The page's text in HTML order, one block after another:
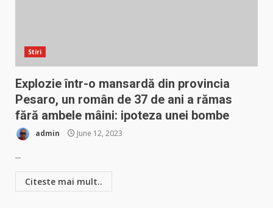
Stiri
Explozie într-o mansardă din provincia
Pesaro, un român de 37 de ani a rămas
fără ambele mâini: ipoteza unei bombe
admin June 12, 2023
...
Citeste mai mult..